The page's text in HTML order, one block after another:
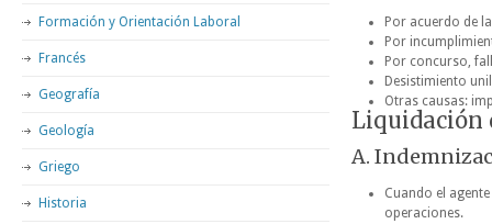
Por acuerdo de
Por
Por concurso,
Desistimiento
Otras causas:
Liquidación
A.
Cuando el
operaciones.
Formación y Orientación Laboral
Francés
Geografía
Geología
Griego
Historia